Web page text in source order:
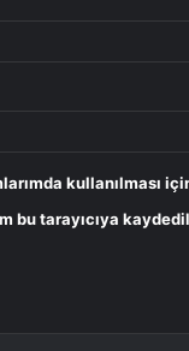
kullanılması
bu tarayıcıya